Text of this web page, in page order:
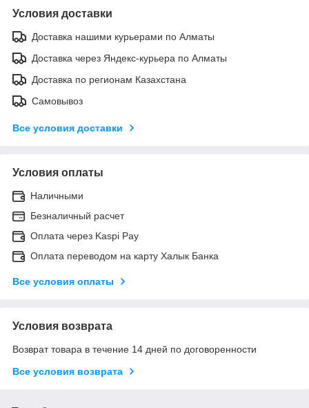
Условия доставки
Доставка нашими курьерами по Алматы
Доставка через Яндекс-курьера по Алматы
Доставка по регионам Казахстана
Самовывоз
Все условия доставки
Условия оплаты
Наличными
Безналичный расчет
Оплата через Kaspi Pay
Оплата переводом на карту Халык Банка
Все условия оплаты
Условия возврата
Возврат товара в течение 14 дней по договоренности
Все условия возврата